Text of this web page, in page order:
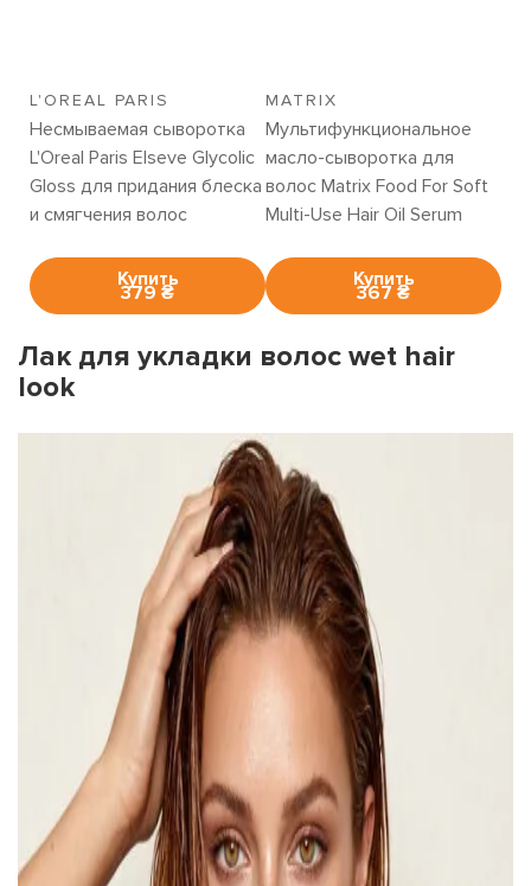
L'OREAL PARIS
Несмываемая сыворотка
L'Oreal Paris Elseve Glycolic
Gloss для придания блеска
и смягчения волос
Купить
379 ₴
MATRIX
Мультифункциональное
масло-сыворотка для
волос Matrix Food For Soft
Multi-Use Hair Oil Serum
Купить
367 ₴
Лак для укладки волос wet hair
look